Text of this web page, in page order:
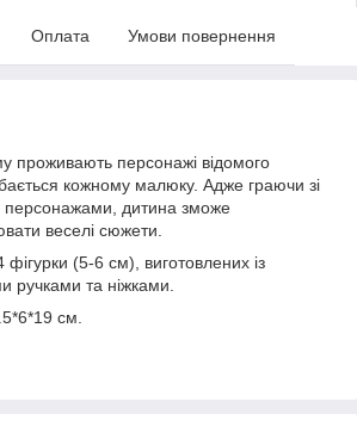
Оплата Умови повернення
проживають персонажі відомого
кожному малюку. Адже граючи зі
дитина зможе
веселі сюжети.
(5-6 см), виготовлених із
ручками та ніжками.
см.